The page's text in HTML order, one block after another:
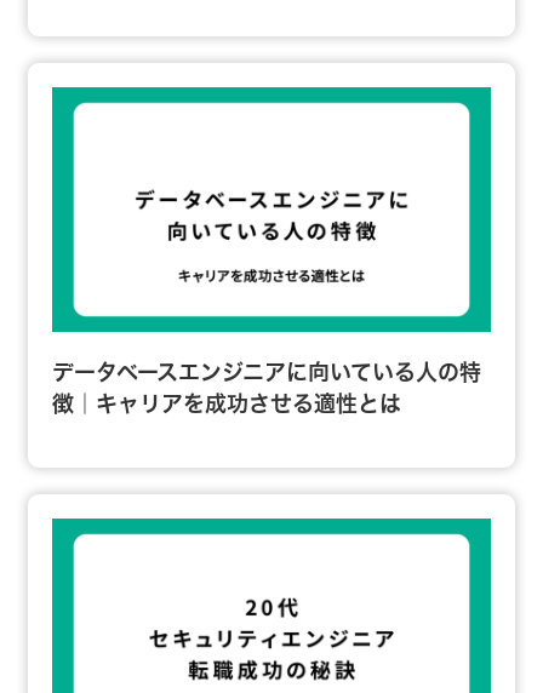
データベースエンジニアに向いている人の特
徴｜キャリアを成功させる適性とは